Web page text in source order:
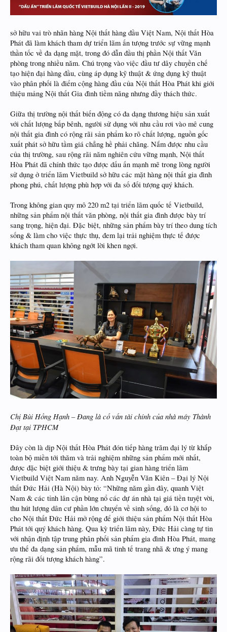
sở hữu vai trò nhãn hàng Nội thất hàng đầu Việt Nam, Nội thất Hòa
Phát đã làm khách tham dự triển lãm ấn tượng trước sự vững mạnh
thần tốc về đa dạng mặt, trong đó dẫn đầu thị phần Nội thất Văn
phòng trong nhiều năm. Chú trọng vào việc đầu tư dây chuyền chế
tạo hiện đại hàng đầu, cùng áp dụng kỹ thuật & ứng dụng kỹ thuật
vào phân phối là điểm cộng hàng đầu của Nội thất Hòa Phát khi giới
thiệu mảng Nội thất Gia đình tiềm năng nhưng đầy thách thức.
Giữa thị trường nội thất biến động có đa dạng thương hiệu sản xuất
với chất lượng bấp bênh, người sử dụng với nhu cầu rơi vào mê cung
nội thất gia đình có rộng rãi sản phẩm ko rõ chất lượng, nguồn gốc
xuất phát sở hữu tầm giá chẳng hề phải chăng. Nắm được nhu cầu
của thị trường, sau rộng rãi năm nghiên cứu vững mạnh, Nội thất
Hòa Phát đã chính thức tạo được dấu ấn mạnh mẽ trong lòng người
sử dụng ở triển lãm Vietbuild sở hữu các mặt hàng nội thất gia đình
phong phú, chất lượng phù hợp với đa số đối tượng quý khách.
Trong không gian quy mô 220 m2 tại triển lãm quốc tế Vietbuild,
những sản phẩm nội thất văn phòng, nội thất gia đình được bày trí
sang trọng, hiện đại. Đặc biệt, những sản phẩm bày trí theo dung tích
sống & làm cho việc thực thụ, đem lại trải nghiệm thực tế được
khách tham quan không ngớt lời khen ngợi.
Chị Bùi Hồng Hạnh – Đang là cố vấn tài chính của nhà máy Thành
Đạt tại TPHCM
Đây còn là dịp Nội thất Hòa Phát đón tiếp hàng trăm đại lý từ khắp
toàn bộ miền tới thăm và trải nghiệm những sản phẩm mới nhất,
được đặc biệt giới thiệu & trưng bày tại gian hàng triển lãm
Vietbuild Việt Nam năm nay. Anh Nguyễn Văn Kiên – Đại lý Nội
thất Đức Hải (Hà Nội) bày tỏ: “Những năm gần đây, quanh Việt
Nam & các tỉnh lân cận bùng nổ các dự án nhà tại giá tiền tuyệt vời,
thu hút lượng dân cư phần lớn chuyển về sinh sống, đó là cơ hội to
cho Nội thất Đức Hải mở rộng để giới thiệu sản phẩm Nội thất Hòa
Phát tới quý khách hàng. Qua kỳ triển lãm này, Đức Hải càng tự tin
với nhận định tập trung phân phối sản phẩm gia đình Hòa Phát, mang
ưu thế đa dạng sản phẩm, mẫu mã tinh tế trang nhã & ưng ý mang
rộng rãi đối tượng khách hàng”.